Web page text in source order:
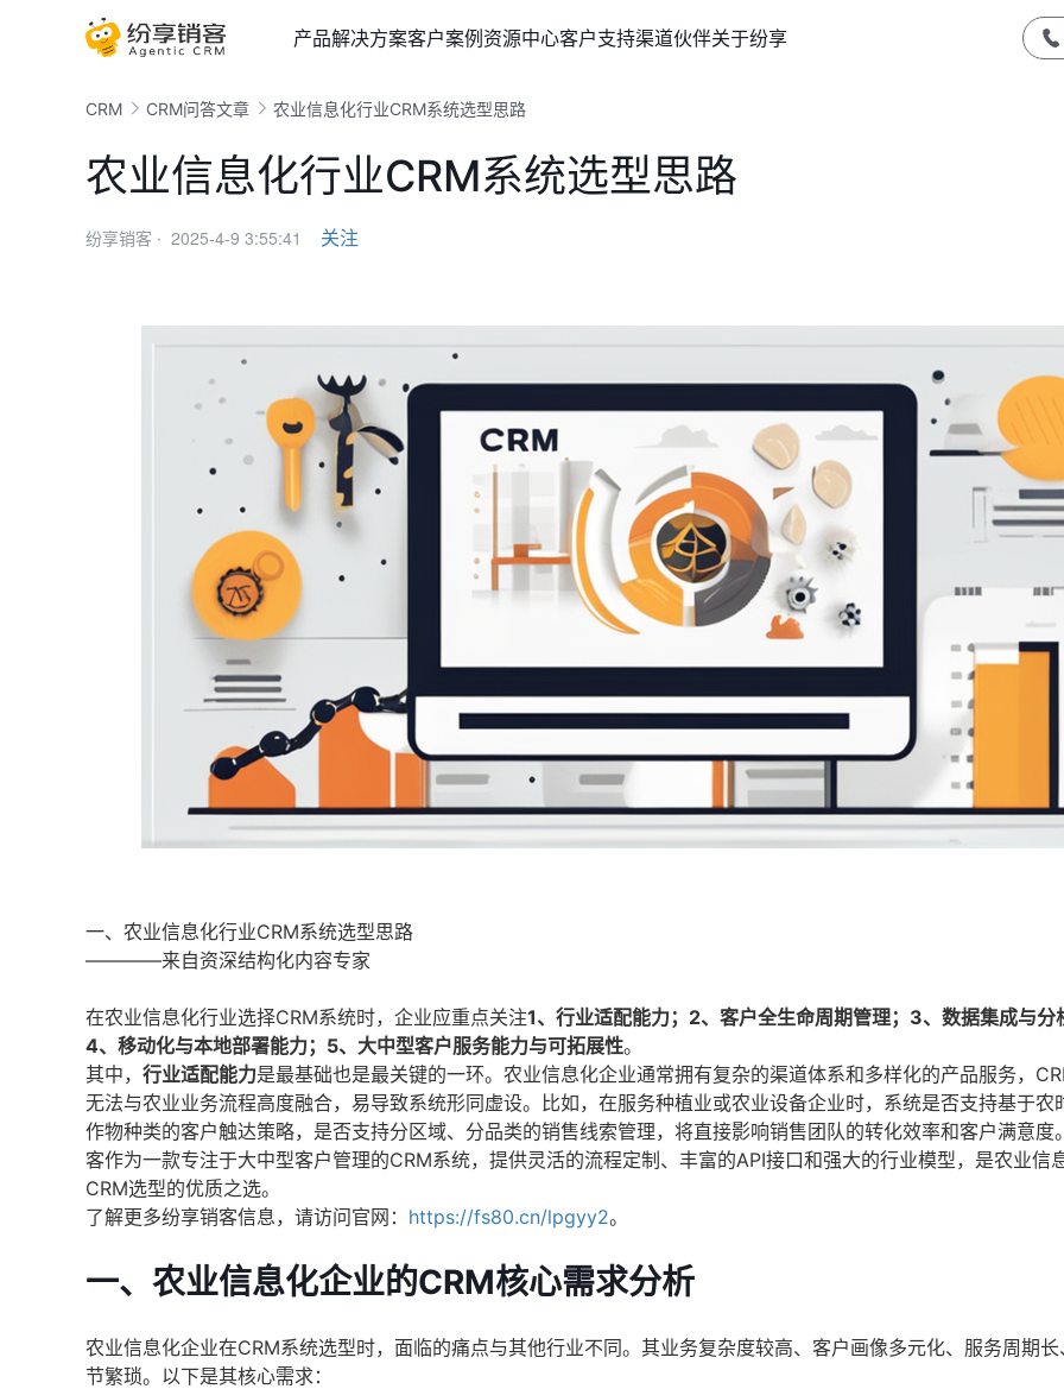
产品解决方案客户案例资源中心客户支持渠道伙伴关于纷享
CRM CRM问答文章 农业信息化行业CRM系统选型思路
农业信息化行业CRM系统选型思路
纷享销客 · 2025-4-9 3:55:41 关注
一、农业信息化行业CRM系统选型思路
————来自资深结构化内容专家
在农业信息化行业选择CRM系统时，企业应重点关注1、行业适配能力；2、客户全生命周期管理；3、数据集成与分
4、移动化与本地部署能力；5、大中型客户服务能力与可拓展性。
其中， 行业适配能力是最基础也是最关键的一环。农业信息化企业通常拥有复杂的渠道体系和多样化的产品服务，
无法与农业业务流程高度融合，易导致系统形同虚设。比如，在服务种植业或农业设备企业时，系统是否支持基于农
作物种类的客户触达策略，是否支持分区域、分品类的销售线索管理，将直接影响销售团队的转化效率和客户满意度
客作为一款专注于大中型客户管理的CRM系统，提供灵活的流程定制、丰富的API接口和强大的行业模型，是农业信
CRM选型的优质之选。
了解更多纷享销客信息，请访问官网： https://fs80.cn/lpgyy2。
一、农业信息化企业的CRM核心需求分析
农业信息化企业在CRM系统选型时，面临的痛点与其他行业不同。其业务复杂度较高、客户画像多元化、服务周期
节繁琐。以下是其核心需求：